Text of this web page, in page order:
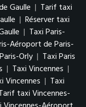
Gaulle | Tarif taxi
| Réserver taxi
| Taxi Paris-
Aéroport de Paris-
Orly | Taxi Paris
| Taxi Vincennes |
Vincennes | Taxi
taxi Vincennes-